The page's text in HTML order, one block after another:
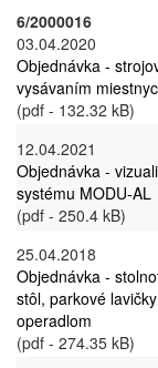
6/2000016
03.04.2020
Objednávka -
vysávaním
(pdf - 132.32 kB)
12.04.2021
Objednávka -
systému MODU-AL
(pdf - 250.4 kB)
25.04.2018
Objednávka -
stôl, parkové
operadlom
(pdf - 274.35 kB)